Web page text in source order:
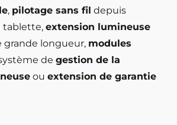
, pilotage sans fil depuis
tablette, extension lumineuse
grande longueur, modules
de gestion de la
ou extension de garantie